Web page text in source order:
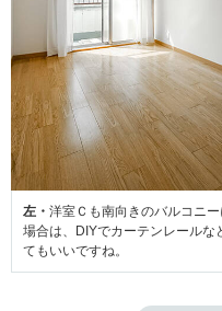
左・ 洋室Ｃも南向きのバルコニ
場合は、DIYでカーテンレールな
てもいいですね。